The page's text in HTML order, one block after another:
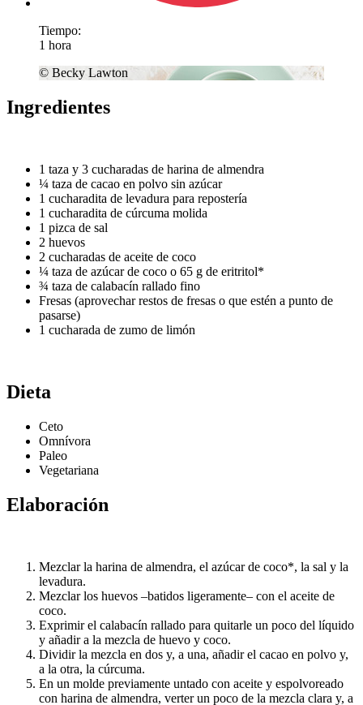
Tiempo:
1 hora
© Becky Lawton
Ingredientes
1 taza y 3 cucharadas de harina de almendra
¼ taza de cacao en polvo sin azúcar
1 cucharadita de levadura para repostería
1 cucharadita de cúrcuma molida
1 pizca de sal
2 huevos
2 cucharadas de aceite de coco
¼ taza de azúcar de coco o 65 g de eritritol*
¾ taza de calabacín rallado fino
Fresas (aprovechar restos de fresas o que estén a punto de
pasarse)
1 cucharada de zumo de limón
Dieta
Ceto
Omnívora
Paleo
Vegetariana
Elaboración
Mezclar la harina de almendra, el azúcar de coco*, la sal y la
levadura.
Mezclar los huevos –batidos ligeramente– con el aceite de
coco.
Exprimir el calabacín rallado para quitarle un poco del líquido
y añadir a la mezcla de huevo y coco.
Dividir la mezcla en dos y, a una, añadir el cacao en polvo y,
a la otra, la cúrcuma.
En un molde previamente untado con aceite y espolvoreado
con harina de almendra, verter un poco de la mezcla clara y, a